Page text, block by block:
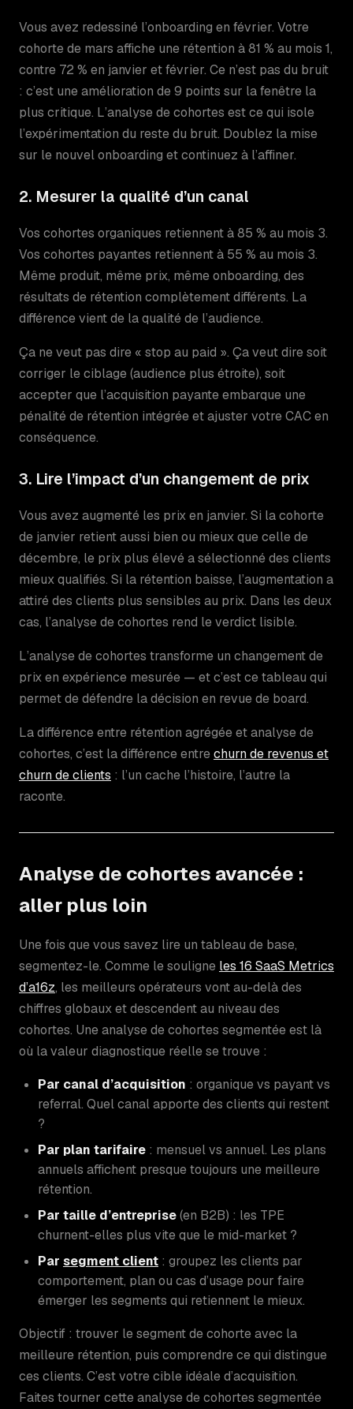
Vous avez redessiné l’onboarding en février. Votre
cohorte de mars affiche une rétention à 81 % au mois 1,
contre 72 % en janvier et février. Ce n’est pas du bruit
: c’est une amélioration de 9 points sur la fenêtre la
plus critique. L’analyse de cohortes est ce qui isole
l’expérimentation du reste du bruit. Doublez la mise
sur le nouvel onboarding et continuez à l’affiner.
2. Mesurer la qualité d’un canal
Vos cohortes organiques retiennent à 85 % au mois 3.
Vos cohortes payantes retiennent à 55 % au mois 3.
Même produit, même prix, même onboarding, des
résultats de rétention complètement différents. La
différence vient de la qualité de l’audience.
Ça ne veut pas dire « stop au paid ». Ça veut dire soit
corriger le ciblage (audience plus étroite), soit
accepter que l’acquisition payante embarque une
pénalité de rétention intégrée et ajuster votre CAC en
conséquence.
3. Lire l’impact d’un changement de prix
Vous avez augmenté les prix en janvier. Si la cohorte
de janvier retient aussi bien ou mieux que celle de
décembre, le prix plus élevé a sélectionné des clients
mieux qualifiés. Si la rétention baisse, l’augmentation a
attiré des clients plus sensibles au prix. Dans les deux
cas, l’analyse de cohortes rend le verdict lisible.
L’analyse de cohortes transforme un changement de
prix en expérience mesurée — et c’est ce tableau qui
permet de défendre la décision en revue de board.
La différence entre rétention agrégée et analyse de
cohortes, c’est la différence entre churn de revenus et
churn de clients : l’un cache l’histoire, l’autre la
raconte.
Analyse de cohortes avancée :
aller plus loin
Une fois que vous savez lire un tableau de base,
segmentez-le. Comme le souligne les 16 SaaS Metrics
d’a16z, les meilleurs opérateurs vont au-delà des
chiffres globaux et descendent au niveau des
cohortes. Une analyse de cohortes segmentée est là
où la valeur diagnostique réelle se trouve :
Par canal d’acquisition : organique vs payant vs
referral. Quel canal apporte des clients qui restent
?
Par plan tarifaire : mensuel vs annuel. Les plans
annuels affichent presque toujours une meilleure
rétention.
Par taille d’entreprise(en B2B) : les TPE
churnent-elles plus vite que le mid-market ?
Par segment client : groupez les clients par
comportement, plan ou cas d’usage pour faire
émerger les segments qui retiennent le mieux.
Objectif : trouver le segment de cohorte avec la
meilleure rétention, puis comprendre ce qui distingue
ces clients. C’est votre cible idéale d’acquisition.
Faites tourner cette analyse de cohortes segmentée